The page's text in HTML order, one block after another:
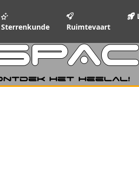
Sterrenkunde
Ruimtevaart
het heelal!